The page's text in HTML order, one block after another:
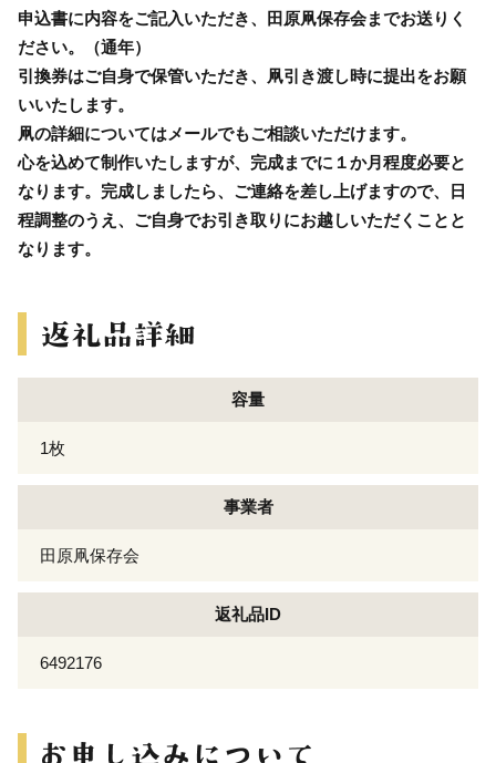
申込書に内容をご記入いただき、田原凧保存会までお送りく
ださい。（通年）
引換券はご自身で保管いただき、凧引き渡し時に提出をお願
いいたします。
凧の詳細についてはメールでもご相談いただけます。
心を込めて制作いたしますが、完成までに１か月程度必要と
なります。完成しましたら、ご連絡を差し上げますので、日
程調整のうえ、ご自身でお引き取りにお越しいただくことと
なります。
容量
1枚
事業者
田原凧保存会
返礼品ID
6492176